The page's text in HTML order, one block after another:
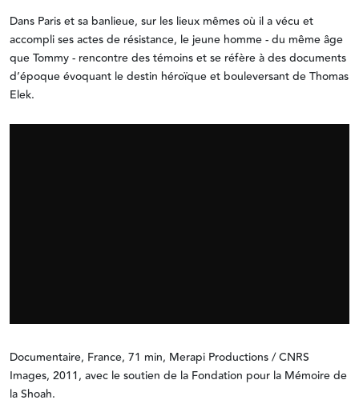
Dans Paris et sa banlieue, sur les lieux mêmes où il a vécu et
accompli ses actes de résistance, le jeune homme - du même âge
que Tommy - rencontre des témoins et se réfère à des documents
d’époque évoquant le destin héroïque et bouleversant de Thomas
Elek.
Documentaire, France, 71 min, Merapi Productions / CNRS
Images, 2011, avec le soutien de la Fondation pour la Mémoire de
la Shoah.